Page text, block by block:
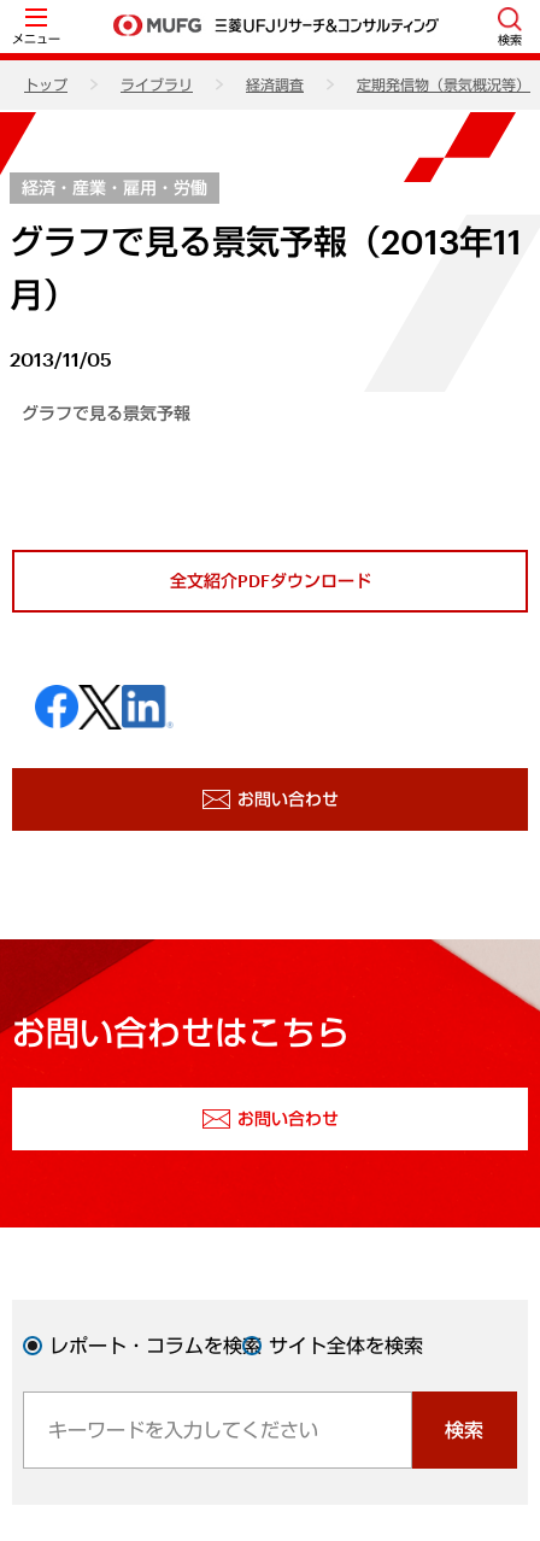
メニュー 検索
トップ ライブラリ 経済調査 定期発信物（景気概況等）
経済・産業・雇用・労働
グラフで見る景気予報（2013年11
月）
2013/11/05
グラフで見る景気予報
全文紹介PDFダウンロード
お問い合わせ
お問い合わせはこちら
お問い合わせ
レポート・コラムを検索 サイト全体を検索
検索